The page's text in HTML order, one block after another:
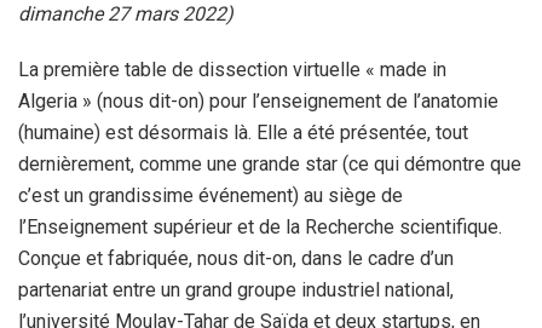
dimanche 27 mars 2022)
La première table de dissection virtuelle « made in
Algeria » (nous dit-on) pour l’enseignement de l’anatomie
(humaine) est désormais là. Elle a été présentée, tout
dernièrement, comme une grande star (ce qui démontre que
c’est un grandissime événement) au siège de
l’Enseignement supérieur et de la Recherche scientifique.
Conçue et fabriquée, nous dit-on, dans le cadre d’un
partenariat entre un grand groupe industriel national,
l’université Moulay-Tahar de Saïda et deux startups, en